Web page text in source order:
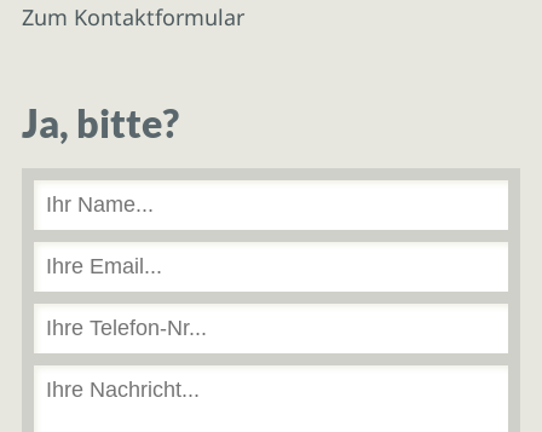
Zum Kontaktformular
Ja, bitte?